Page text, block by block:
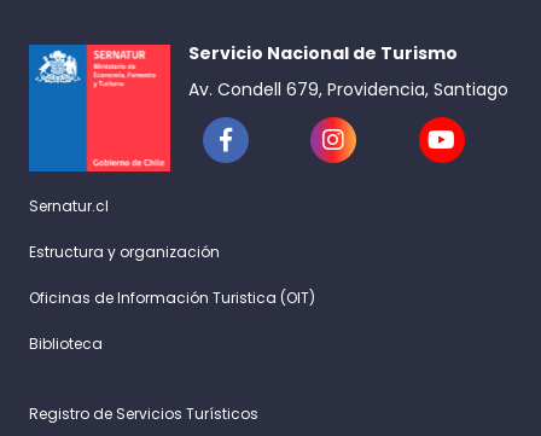
Servicio Nacional de Turismo
Av. Condell 679, Providencia, Santiago
Sernatur.cl
Estructura y organización
Oficinas de Información Turistica (OIT)
Biblioteca
Registro de Servicios Turísticos